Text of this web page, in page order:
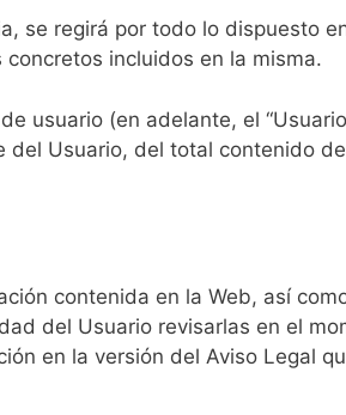
se regirá por todo lo dispuesto
incluidos en la misma.
usuario (en adelante, el
Usuario, del total contenido
contenida en la Web, así
del Usuario revisarlas en el
en la versión del Aviso Legal